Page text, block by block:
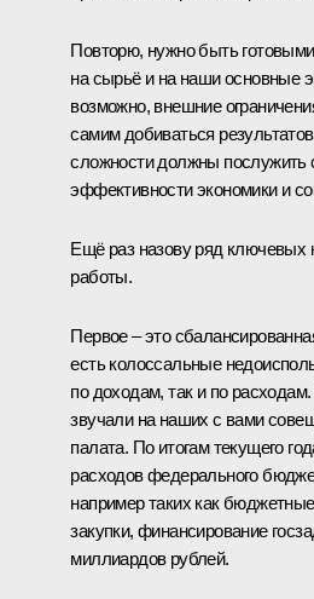
Повторю, нужно быть
на сырьё и на наши основные
возможно, внешние
самим добиваться
сложности должны
эффективности экономики и
Ещё раз назову ряд ключевых
работы.
Первое – это
есть колоссальные
по доходам, так и по
звучали на наших с вами
палата. По итогам текущего
расходов федерального
например таких как
закупки, финансирование
миллиардов рублей.